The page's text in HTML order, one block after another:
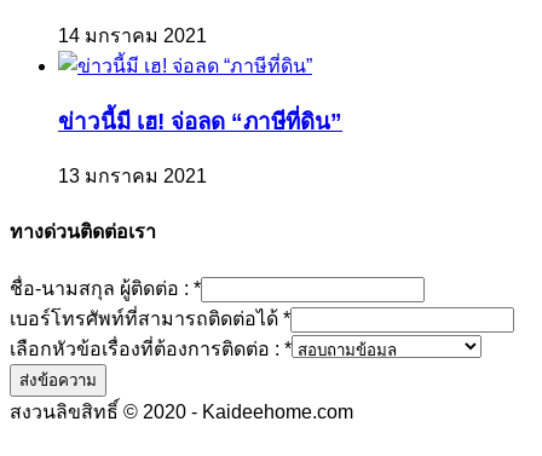
14 มกราคม 2021
ข่าวนี้มี เฮ! จ่อลด “ภาษีที่ดิน”
13 มกราคม 2021
ทางด่วนติดต่อเรา
ชื่อ-นามสกุล ผู้ติดต่อ : *
เบอร์โทรศัพท์ที่สามารถติดต่อได้ *
เลือกหัวข้อเรื่องที่ต้องการติดต่อ : *
ส่งข้อความ
สงวนลิขสิทธิ์ © 2020 - Kaideehome.com